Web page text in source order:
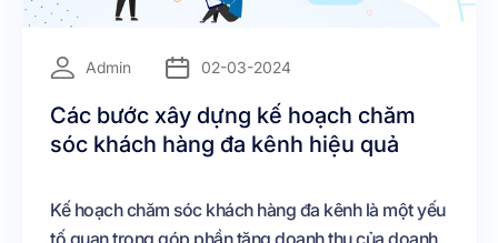
Admin 02-03-2024
Các bước xây dựng kế hoạch chăm
sóc khách hàng đa kênh hiệu quả
Kế hoạch chăm sóc khách hàng đa kênh là một yếu
tố quan trọng góp phần tăng doanh thu của doanh